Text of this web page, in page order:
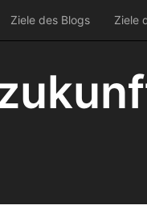
Ziele des Blogs Ziele